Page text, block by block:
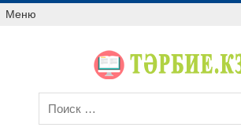
Меню